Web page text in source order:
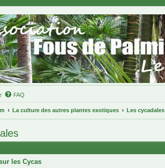
FAQ
La culture des autres plantes exotiques Les cycadales
les Cycas